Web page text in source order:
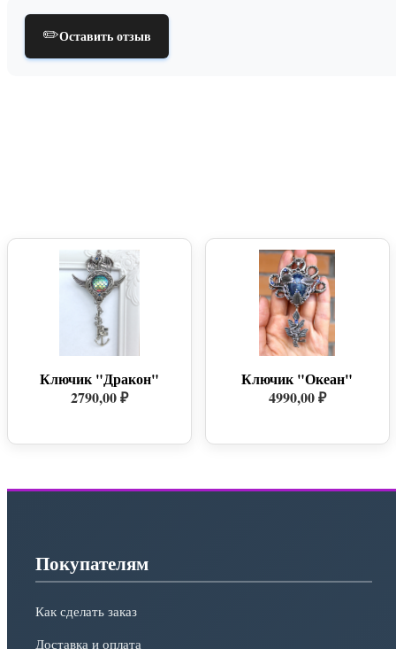
✏️Оставить отзыв
Ключик "Дракон"
2790,00 ₽
Ключик "Океан"
4990,00 ₽
Покупателям
Как сделать заказ
Доставка и оплата